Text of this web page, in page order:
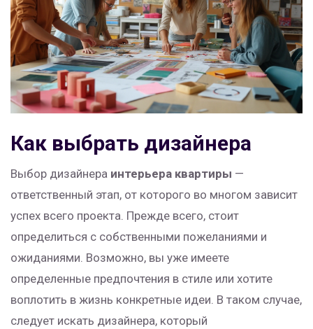
Как выбрать дизайнера
Выбор дизайнера интерьера квартиры —
ответственный этап, от которого во многом зависит
успех всего проекта. Прежде всего, стоит
определиться с собственными пожеланиями и
ожиданиями. Возможно, вы уже имеете
определенные предпочтения в стиле или хотите
воплотить в жизнь конкретные идеи. В таком случае,
следует искать дизайнера, который